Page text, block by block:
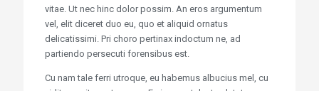
vitae. Ut nec hinc dolor possim. An eros argumentum
vel, elit diceret duo eu, quo et aliquid ornatus
delicatissimi. Pri choro pertinax indoctum ne, ad
partiendo persecuti forensibus est.
Cu nam tale ferri utroque, eu habemus albucius mel, cu